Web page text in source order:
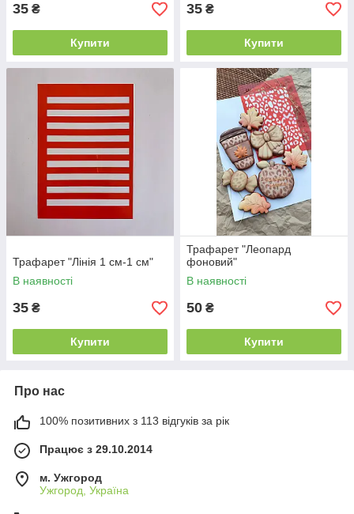
35 ₴
Купити
35 ₴
Купити
Трафарет "Лінія 1 см-1 см"
В наявності
35 ₴
Купити
Трафарет "Леопард
фоновий"
В наявності
50 ₴
Купити
Про нас
100% позитивних з 113 відгуків за рік
Працює з 29.10.2014
м. Ужгород
Ужгород, Україна